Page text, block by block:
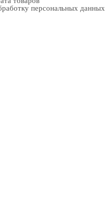
персональных данных